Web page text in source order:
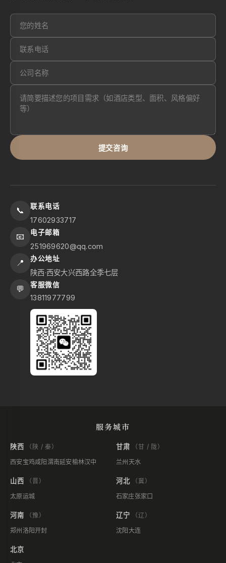
提交咨询
📞 联系电话
17602933717
📧 电子邮箱
251969620@qq.com
📍 办公地址
陕西·西安大兴西路全季七层
💬 客服微信
13811977799
服务城市
陕西
（陕 / 秦）
西安宝鸡咸阳 渭南延安榆林汉中
甘肃
（甘 / 陇）
兰州 天水
山西
（晋）
太原运城
河北
（冀）
石家庄张家口
河南
（豫）
郑州 洛阳开封
辽宁
（辽）
沈阳 大连
北京